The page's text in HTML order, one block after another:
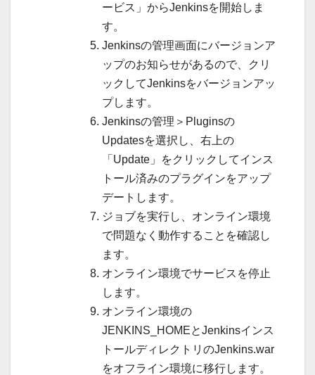
ービス」からJenkinsを開始しま
す。
Jenkinsの管理画面にバージョンア
ップのお知らせがあるので、クリ
ックしてJenkinsをバージョンアッ
プします。
Jenkinsの管理＞Pluginsの
Updatesを選択し、右上の
「Update」をクリックしてインス
トール済みのプラグインをアップ
デートします。
ジョブを実行し、オンライン環境
で問題なく動作することを確認し
ます。
オンライン環境でサービスを停止
します。
オンライン環境の
JENKINS_HOMEとJenkinsインス
トールディレクトリのJenkins.war
をオフライン環境に移行します。